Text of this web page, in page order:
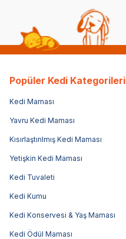
Popüler Kedi Kategorileri
Kedi Maması
Yavru Kedi Maması
Kısırlaştırılmış Kedi Maması
Yetişkin Kedi Maması
Kedi Tuvaleti
Kedi Kumu
Kedi Konservesi & Yaş Maması
Kedi Ödül Maması